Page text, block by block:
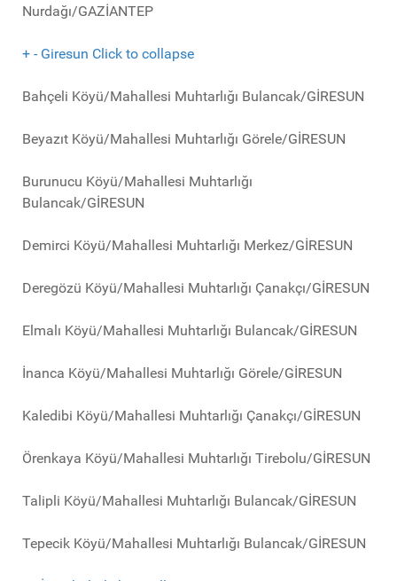
Nurdağı/GAZİANTEP
+ - Giresun Click to collapse
Bahçeli Köyü/Mahallesi Muhtarlığı Bulancak/GİRESUN
Beyazıt Köyü/Mahallesi Muhtarlığı Görele/GİRESUN
Burunucu Köyü/Mahallesi Muhtarlığı
Bulancak/GİRESUN
Demirci Köyü/Mahallesi Muhtarlığı Merkez/GİRESUN
Deregözü Köyü/Mahallesi Muhtarlığı Çanakçı/GİRESUN
Elmalı Köyü/Mahallesi Muhtarlığı Bulancak/GİRESUN
İnanca Köyü/Mahallesi Muhtarlığı Görele/GİRESUN
Kaledibi Köyü/Mahallesi Muhtarlığı Çanakçı/GİRESUN
Örenkaya Köyü/Mahallesi Muhtarlığı Tirebolu/GİRESUN
Talipli Köyü/Mahallesi Muhtarlığı Bulancak/GİRESUN
Tepecik Köyü/Mahallesi Muhtarlığı Bulancak/GİRESUN